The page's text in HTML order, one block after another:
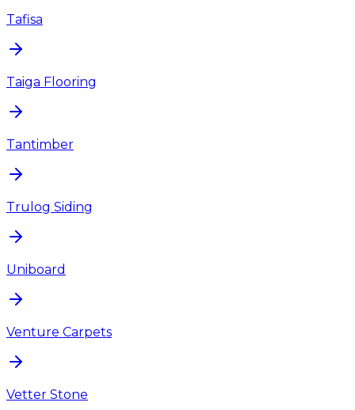
Tafisa
Taiga Flooring
Tantimber
Trulog Siding
Uniboard
Venture Carpets
Vetter Stone